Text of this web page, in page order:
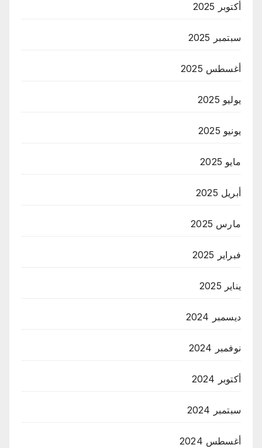
أكتوبر 2025
سبتمبر 2025
أغسطس 2025
يوليو 2025
يونيو 2025
مايو 2025
أبريل 2025
مارس 2025
فبراير 2025
يناير 2025
ديسمبر 2024
نوفمبر 2024
أكتوبر 2024
سبتمبر 2024
أغسطس 2024